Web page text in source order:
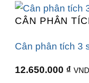
CÂN PHÂN
Cân phân tích 3
12.650.000 ₫ VND